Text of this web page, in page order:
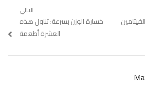
التالي
Next
خسارة الوزن بسرعة: تناول هذه
العشرة أطعمة